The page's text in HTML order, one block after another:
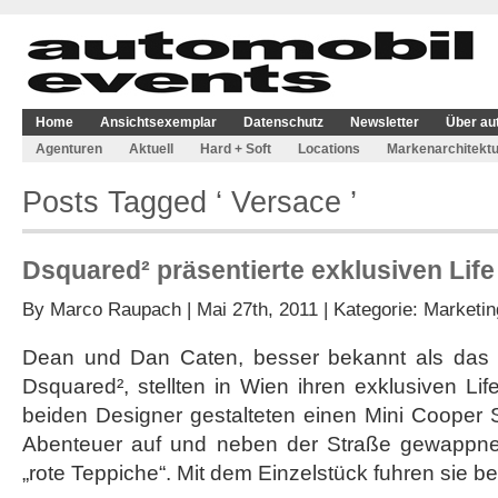
Home Ansichtsexemplar Datenschutz Newsletter
Über
Agenturen
Aktuell Hard + Soft Locations
Posts Tagged ‘ Versace ’
Dsquared² präsentierte exklusiven
By Marco Raupach | Mai 27th, 2011 | Kategorie:
Dean und Dan Caten, besser bekannt als das
Dsquared², stellten in Wien ihren exklusiven
beiden Designer gestalteten einen Mini Cooper
Abenteuer auf und neben der Straße
„rote Teppiche“. Mit dem Einzelstück fuhren sie